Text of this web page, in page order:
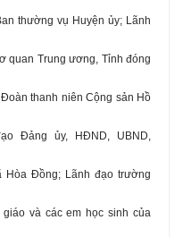
thường vụ Huyện ủy; Lãnh
quan Trung ương, Tỉnh đóng
thanh niên Cộng sản Hồ
Đảng ủy, HĐND, UBND,
Hòa Đồng; Lãnh đạo trường
và các em học sinh của